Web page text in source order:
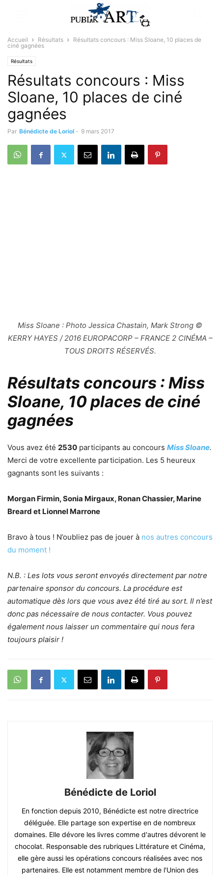
Accueil Résultats
Résultats concours : Miss Sloane, 10 places de
ciné gagnées
Résultats
Résultats concours : Miss
Sloane, 10 places de ciné
gagnées
Par Bénédicte de Loriol - 9 mars 2017
Miss Sloane : Photo Jessica Chastain, Mark Strong ©
KERRY HAYES / 2016 EUROPACORP – FRANCE 2 CINÉMA –
TOUS DROITS RÉSERVÉS.
Résultats concours : Miss
Sloane, 10 places de ciné
gagnées
Vous avez été 2530 participants au concours Miss Sloane.
Merci de votre excellente participation. Les 5 heureux
gagnants sont les suivants :
Morgan Firmin, Sonia Mirgaux, Ronan Chassier, Marine
Breard et Lionnel Marrone
Bravo à tous ! N’oubliez pas de jouer à nos autres concours
du moment !
N.B. : Les lots vous seront envoyés directement par notre
partenaire sponsor du concours. La procédure est
automatique dès lors que vous avez été tiré au sort. Il n’est
donc pas nécessaire de nous contacter. Vous pouvez
également nous laisser un commentaire qui nous fera
toujours plaisir !
Bénédicte de Loriol
En fonction depuis 2010, Bénédicte est notre directrice
déléguée. Elle partage son expertise en de nombreux
domaines. Elle dévore les livres comme d'autres dévorent le
chocolat. Responsable des rubriques Littérature et Cinéma,
elle gère aussi les opérations concours réalisées avec nos
partenaires. Elle est notamment membre de l'Union des